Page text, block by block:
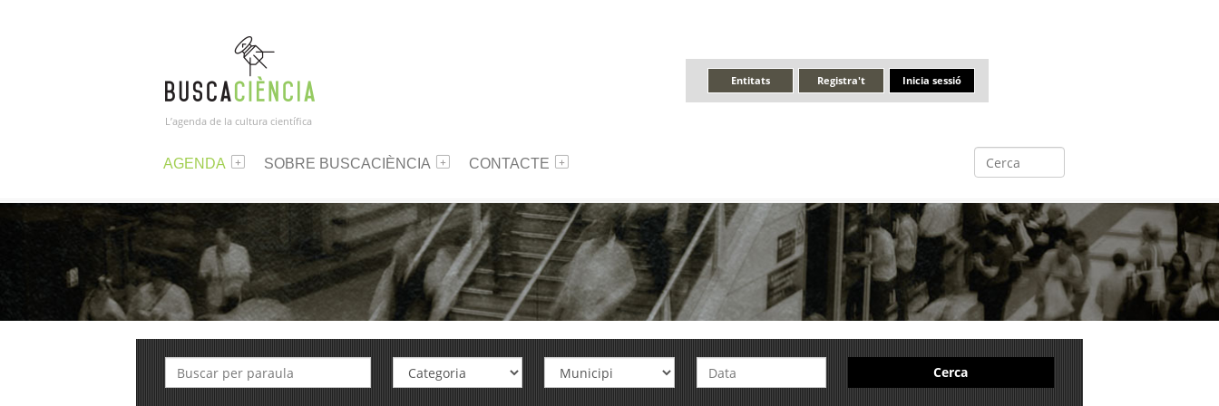
L’agenda de la cultura científica
Inicia sessió
Registra't
Entitats
AGENDA SOBRE BUSCACIÈNCIA CONTACTE
Cerca